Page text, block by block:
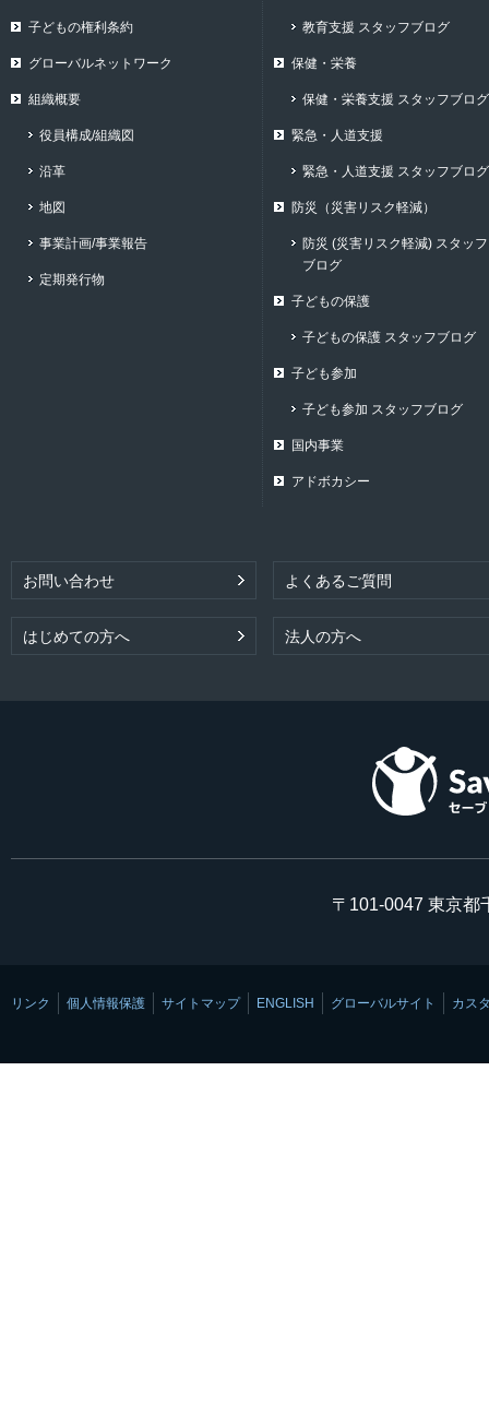
子どもの権利条約
グローバルネットワーク
組織概要
役員構成/組織図
沿革
地図
事業計画/事業報告
定期発行物
教育支援 スタッフブログ
保健・栄養
保健・栄養支援 スタッフブログ
緊急・人道支援
緊急・人道支援 スタッフブログ
防災（災害リスク軽減）
防災 (災害リスク軽減) スタッフ
ブログ
子どもの保護
子どもの保護 スタッフブログ
子ども参加
子ども参加 スタッフブログ
国内事業
アドボカシー
お問い合わせ よくあるご質問
はじめての方へ 法人の方へ
〒101-0047 東京都
リンク 個人情報保護 サイトマップ ENGLISH グローバルサイト カス